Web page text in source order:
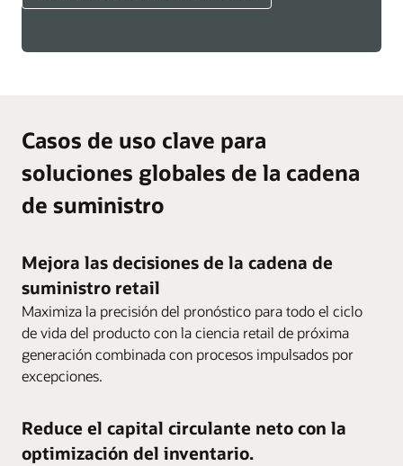
Casos de uso clave para
soluciones globales de la cadena
de suministro
Mejora las decisiones de la cadena de
suministro retail
Maximiza la precisión del pronóstico para todo el ciclo
de vida del producto con la ciencia retail de próxima
generación combinada con procesos impulsados por
excepciones.
Reduce el capital circulante neto con la
optimización del inventario.